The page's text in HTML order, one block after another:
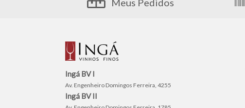
Meus Pedidos
Ingá BV I
Av. Engenheiro Domingos Ferreira, 4255
Ingá BV II